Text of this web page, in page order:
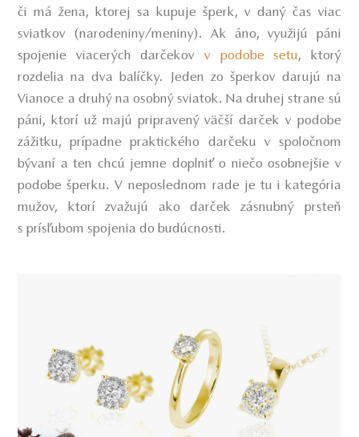
či má žena, ktorej sa kupuje šperk, v daný čas viac
sviatkov (narodeniny/meniny). Ak áno, využijú páni
spojenie viacerých darčekov v podobe setu, ktorý
rozdelia na dva balíčky. Jeden zo šperkov darujú na
Vianoce a druhý na osobný sviatok. Na druhej strane sú
páni, ktorí už majú pripravený väčší darček v podobe
zážitku, prípadne praktického darčeku v spoločnom
bývaní a ten chcú jemne doplniť o niečo osobnejšie v
podobe šperku. V neposlednom rade je tu i kategória
mužov, ktorí zvažujú ako darček zásnubný prsteň
s prísľubom spojenia do budúcnosti.